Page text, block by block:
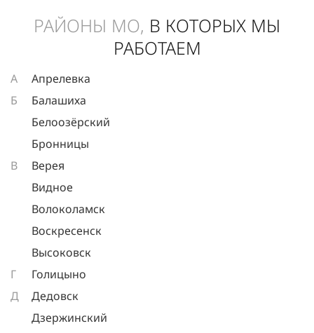
РАЙОНЫ МО, В КОТОРЫХ МЫ
РАБОТАЕМ
А
Апрелевка
Б
Балашиха
Белоозёрский
Бронницы
В
Верея
Видное
Волоколамск
Воскресенск
Высоковск
Г
Голицыно
Д
Дедовск
Дзержинский